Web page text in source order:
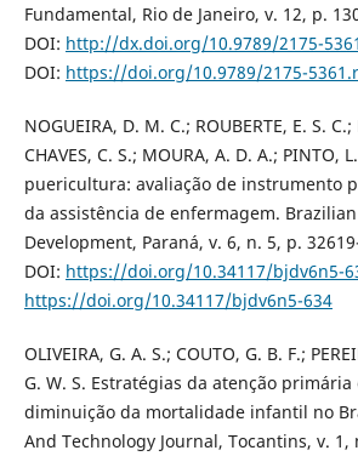
Fundamental, Rio de Janeiro, v. 12, p.
DOI: http://dx.doi.org/10.9789/2175-
DOI: https://doi.org/10.9789/2175-
NOGUEIRA, D. M. C.; ROUBERTE, E. S. C.;
CHAVES, C. S.; MOURA, A. D. A.; PINTO,
puericultura: avaliação de instrumento
da assistência de enfermagem.
Development, Paraná, v. 6, n. 5, p.
DOI: https://doi.org/10.34117/bjdv6n5-
https://doi.org/10.34117/bjdv6n5-634
OLIVEIRA, G. A. S.; COUTO, G. B. F.;
G. W. S. Estratégias da atenção
diminuição da mortalidade infantil no
And Technology Journal, Tocantins, v. 1,